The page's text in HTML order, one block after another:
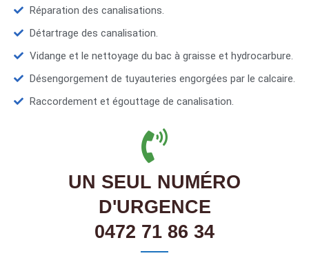
Réparation des canalisations.
Détartrage des canalisation.
Vidange et le nettoyage du bac à graisse et hydrocarbure.
Désengorgement de tuyauteries engorgées par le calcaire.
Raccordement et égouttage de canalisation.
UN SEUL NUMÉRO
D'URGENCE
0472 71 86 34